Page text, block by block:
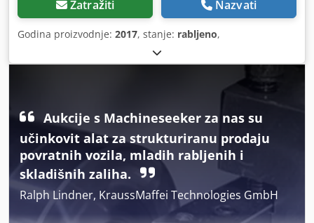
Zatražiti Nazvati
Godina proizvodnje: 2017, stanje: rabljeno,
Aukcije s Machineseeker za nas su
učinkovit alat za strukturiranu prodaju
povratnih vozila, mladih rabljenih i
skladišnih zaliha.
Ralph Lindner, KraussMaffei Technologies GmbH